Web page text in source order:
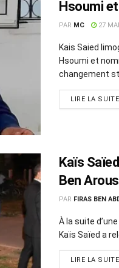
Hsoumi
PAR MC 27
Kais Saied
Hsoumi et
changement
LIRE LA SUITE
Kaïs
Ben
PAR FIRAS BEN
À la suite
Kaïs Saïed a
LIRE LA SUITE